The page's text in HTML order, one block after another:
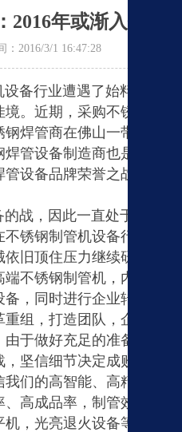
年或渐入佳境
2016/3/1 16:47:28
备行业遭遇了始料未及
。近期，采购不锈钢制
焊管商在佛山一带又开
管设备制造商也是各显
设备品牌荣誉之战的枪
，因此一直处于高度
锈钢制管机设备行业并
旧顶住压力继续研发设
不锈钢制管机，内整平
，同时进行企业转型，
组，打造团队，企业文
于做好充足的准备工
坚信细节决定成败，品
们的高智能、高精度、
高成品率，制管效果完
，光亮退火设备等焊管